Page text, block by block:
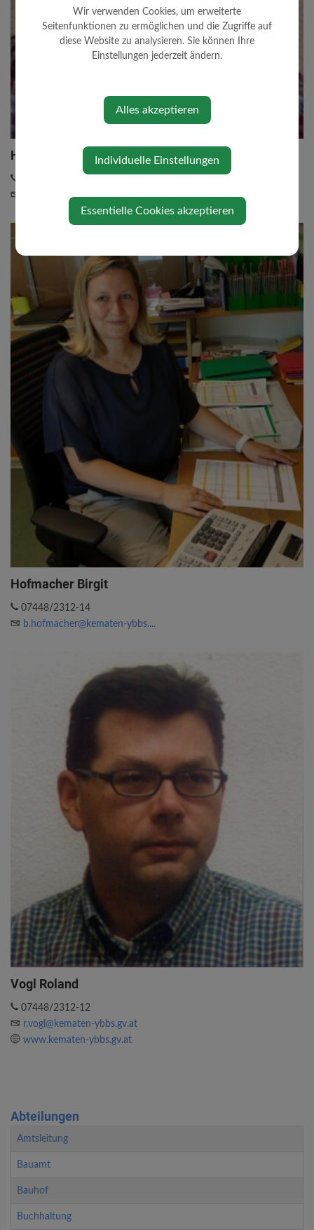
Haselhofer Markus
m.haselhofer@kematen-ybbs...
Hofmacher Birgit
07448/2312-14
b.hofmacher@kematen-ybbs....
Vogl Roland
07448/2312-12
r.vogl@kematen-ybbs.gv.at
www.kematen-ybbs.gv.at
Abteilungen
Amtsleitung
Bauamt
Bauhof
Buchhaltung
Wir verwenden Cookies, um erweiterte
Seitenfunktionen zu ermöglichen und die Zugriffe auf
diese Website zu analysieren. Sie können Ihre
Einstellungen jederzeit ändern.
Alles akzeptieren
Individuelle Einstellungen
Essentielle Cookies akzeptieren